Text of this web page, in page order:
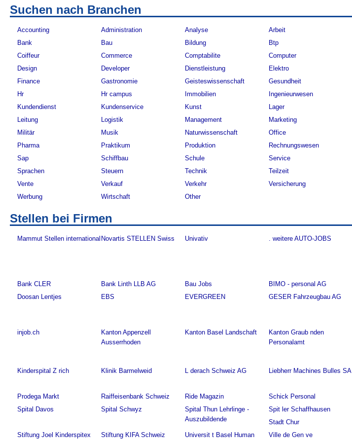
Suchen nach Branchen
Accounting Administration Analyse Arbeit
Bank
Bau Bildung Btp
Coiffeur
Commerce Comptabilite Computer
Design
Developer Dienstleistung Elektro
Finance
Gastronomie Geisteswissenschaft Gesundheit
Hr
Hr campus Immobilien Ingenieurwesen
Kundendienst
Kundenservice Kunst Lager
Leitung
Logistik Management Marketing
Militär
Musik Naturwissenschaft Office
Pharma
Praktikum Produktion Rechnungswesen
Sap
Schiffbau Schule Service
Sprachen
Steuern Technik Teilzeit
Vente
Verkauf Verkehr Versicherung
Werbung
Wirtschaft Other
Stellen bei Firmen
Mammut Stellen international Novartis STELLEN Swiss Univativ . weitere AUTO-JOBS
Bank CLER
Bank Linth LLB AG Bau Jobs BIMO - personal AG
Doosan Lentjes
EBS EVERGREEN GESER Fahrzeugbau AG
injob.ch
Kanton Appenzell
Ausserrhoden
Kanton Basel Landschaft
Kanton Graub nden
Personalamt
Kinderspital Z rich
Klinik Barmelweid L derach Schweiz AG Liebherr Machines Bulles SA
Prodega Markt
Raiffeisenbank Schweiz Ride Magazin Schick Personal
Spital Davos
Spital Schwyz
Spital Thun Lehrlinge -
Auszubildende
Spit ler Schaffhausen
Stadt Chur
Stiftung Joel Kinderspitex
Stiftung KIFA Schweiz
Universit t Basel Human
Ville de Gen ve